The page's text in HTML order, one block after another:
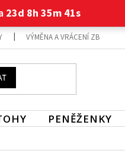
23d 8h 35m 40s
VÝMĚNA A VRÁCENÍ ZBOŽÍ
PENĚŽENKY